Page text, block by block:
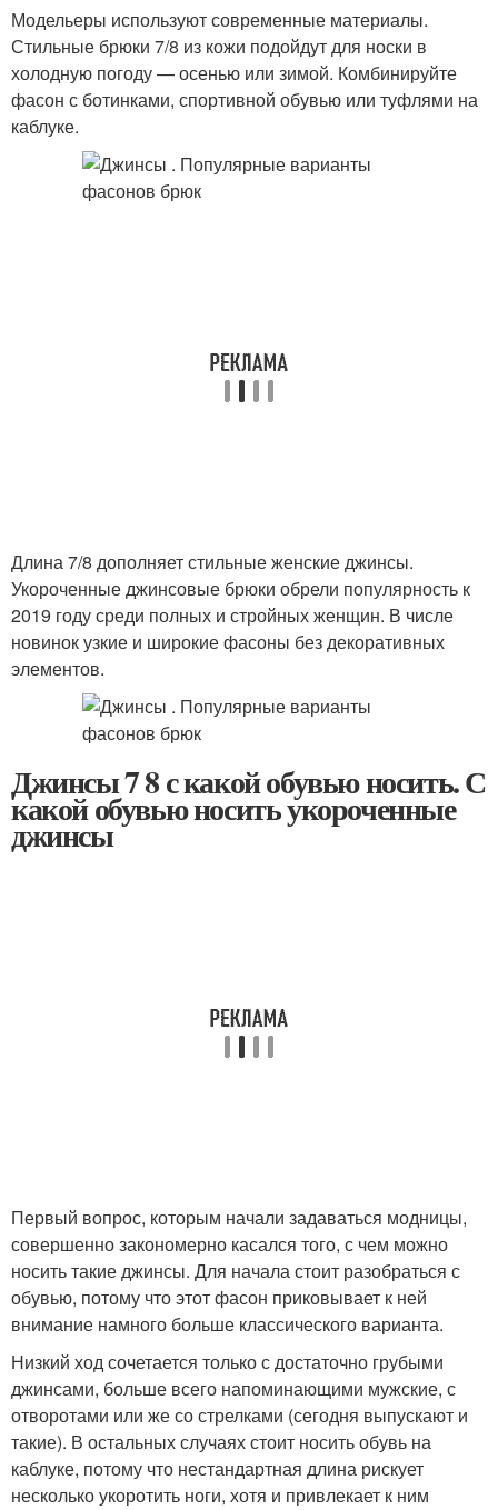
Модельеры используют современные материалы.
Стильные брюки 7/8 из кожи подойдут для носки в
холодную погоду — осенью или зимой. Комбинируйте
фасон с ботинками, спортивной обувью или туфлями на
каблуке.
Длина 7/8 дополняет стильные женские джинсы.
Укороченные джинсовые брюки обрели популярность к
2019 году среди полных и стройных женщин. В числе
новинок узкие и широкие фасоны без декоративных
элементов.
Джинсы 7 8 с какой обувью носить. С
какой обувью носить укороченные
джинсы
Первый вопрос, которым начали задаваться модницы,
совершенно закономерно касался того, с чем можно
носить такие джинсы. Для начала стоит разобраться с
обувью, потому что этот фасон приковывает к ней
внимание намного больше классического варианта.
Низкий ход сочетается только с достаточно грубыми
джинсами, больше всего напоминающими мужские, с
отворотами или же со стрелками (сегодня выпускают и
такие). В остальных случаях стоит носить обувь на
каблуке, потому что нестандартная длина рискует
несколько укоротить ноги, хотя и привлекает к ним